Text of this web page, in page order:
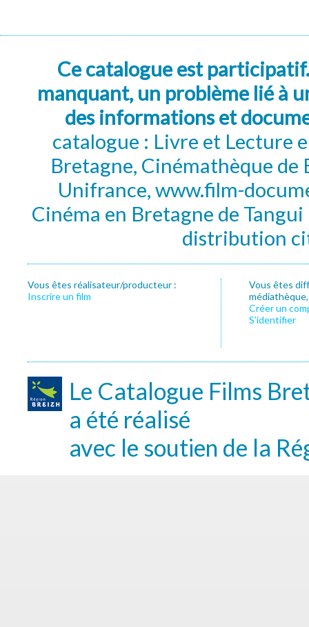
Ce catalogue est
manquant, un problème lié à
des informations et
catalogue : Livre et Lecture
Bretagne, Cinémathèque de
Unifrance, www.film-
Cinéma en Bretagne de
distribution
Vous êtes réalisateur/producteur :
Inscrire un film
Vous êtes
Créer un
S’identifier
Le Catalogue Films
a été réalisé
avec le soutien de la